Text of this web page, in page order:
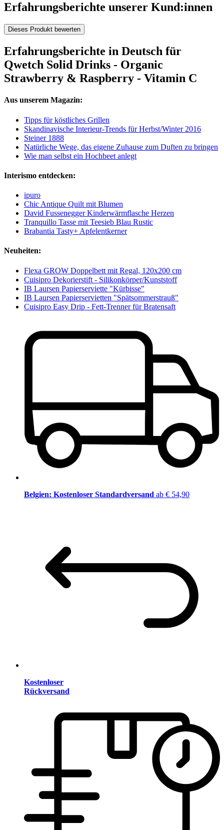
Erfahrungsberichte unserer Kund:innen
Dieses Produkt bewerten
Erfahrungsberichte in Deutsch für
Qwetch Solid Drinks - Organic
Strawberry & Raspberry - Vitamin C
Aus unserem Magazin:
Tipps für köstliches Grillen
Skandinavische Interieur-Trends für Herbst/Winter 2016
Steiner 1888
Natürliche Wege, das eigene Zuhause zum Duften zu bringen
Wie man selbst ein Hochbeet anlegt
Interismo entdecken:
ipuro
Chic Antique Quilt mit Blumen
David Fussenegger Kinderwärmflasche Herzen
Tranquillo Tasse mit Teesieb Blau Rustic
Brabantia Tasty+ Apfelentkerner
Neuheiten:
Flexa GROW Doppelbett mit Regal, 120x200 cm
Cuisipro Dekorierstift - Silikonkörper/Kunststoff
IB Laursen Papierserviette "Kürbisse"
IB Laursen Papierservietten "Spätsommerstrauß"
Cuisipro Easy Drip - Fett-Trenner für Bratensaft
Belgien: Kostenloser Standardversand ab € 54,90
Kostenloser
Rückversand